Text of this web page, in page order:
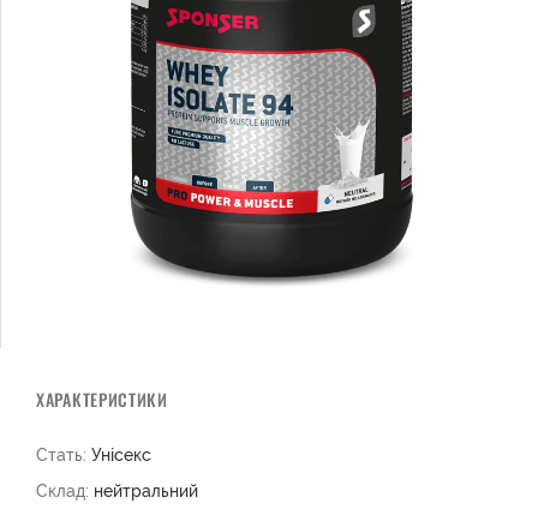
ХАРАКТЕРИСТИКИ
Стать: Унісекс
Склад: нейтральний